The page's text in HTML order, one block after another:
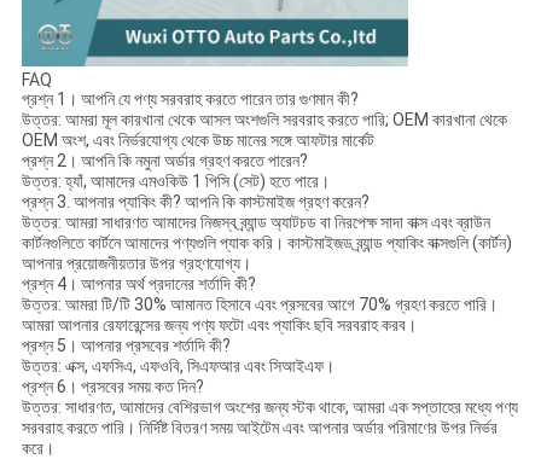
FAQ
প্রশ্ন 1। আপনি যে পণ্য সরবরাহ করতে পারেন তার গুণমান কী?
উত্তর: আমরা মূল কারখানা থেকে আসল অংশগুলি সরবরাহ করতে পারি; OEM কারখানা থেকে
OEM অংশ, এবং নির্ভরযোগ্য থেকে উচ্চ মানের সঙ্গে আফটার মার্কেট
প্রশ্ন 2। আপনি কি নমুনা অর্ডার গ্রহণ করতে পারেন?
উত্তর: হ্যাঁ, আমাদের এমওকিউ 1 পিসি (সেট) হতে পারে।
প্রশ্ন 3. আপনার প্যাকিং কী? আপনি কি কাস্টমাইজ গ্রহণ করেন?
উত্তর: আমরা সাধারণত আমাদের নিজস্ব ব্র্যান্ড অ্যাটচড বা নিরপেক্ষ সাদা বাক্স এবং ব্রাউন
কার্টনগুলিতে কার্টনে আমাদের পণ্যগুলি প্যাক করি। কাস্টমাইজড ব্র্যান্ড প্যাকিং বাক্সগুলি (কার্টন)
আপনার প্রয়োজনীয়তার উপর গ্রহণযোগ্য।
প্রশ্ন 4। আপনার অর্থ প্রদানের শর্তাদি কী?
উত্তর: আমরা টি/টি 30% আমানত হিসাবে এবং প্রসবের আগে 70% গ্রহণ করতে পারি।
আমরা আপনার রেফারেন্সের জন্য পণ্য ফটো এবং প্যাকিং ছবি সরবরাহ করব।
প্রশ্ন 5। আপনার প্রসবের শর্তাদি কী?
উত্তর: এক্স, এফসিএ, এফওবি, সিএফআর এবং সিআইএফ।
প্রশ্ন 6। প্রসবের সময় কত দিন?
উত্তর: সাধারণত, আমাদের বেশিরভাগ অংশের জন্য স্টক থাকে, আমরা এক সপ্তাহের মধ্যে পণ্য
সরবরাহ করতে পারি। নির্দিষ্ট বিতরণ সময় আইটেম এবং আপনার অর্ডার পরিমাণের উপর নির্ভর
করে।